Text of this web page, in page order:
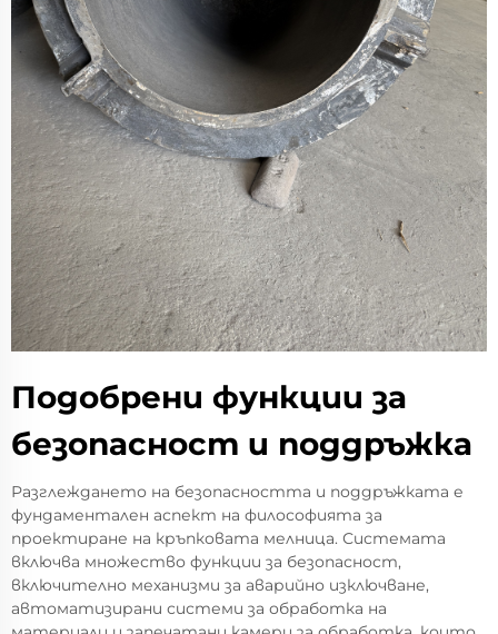
Подобрени функции за
безопасност и поддръжка
Разглеждането на безопасността и поддръжката е
фундаментален аспект на философията за
проектиране на кръпковата мелница. Системата
включва множество функции за безопасност,
включително механизми за аварийно изключване,
автоматизирани системи за обработка на